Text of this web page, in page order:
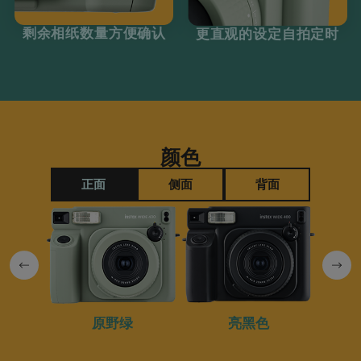
剩余相纸数量方便确认 更直观的设定自拍定时
颜色
正面 侧面 背面
原野绿 亮黑色